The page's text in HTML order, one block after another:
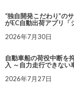
“独自開発こだわり”の
がEC自動出荷アプリ「
2026年7月30日
自動車船の荷役中断を
入 ～自力走行できない
2026年7月27日